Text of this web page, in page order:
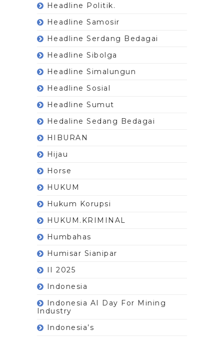
Headline Politik.
Headline Samosir
Headline Serdang Bedagai
Headline Sibolga
Headline Simalungun
Headline Sosial
Headline Sumut
Hedaline Sedang Bedagai
HIBURAN
Hijau
Horse
HUKUM
Hukum Korupsi
HUKUM.KRIMINAL
Humbahas
Humisar Sianipar
II 2025
Indonesia
Indonesia AI Day For Mining
Industry
Indonesia’s